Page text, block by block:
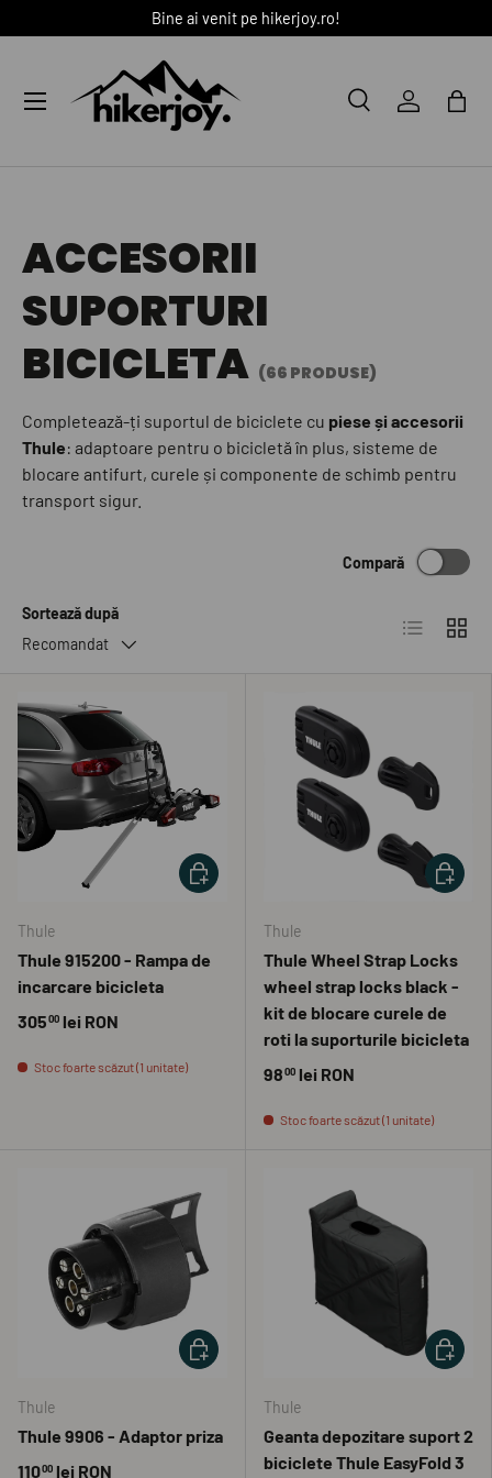
SARI LA CONȚINUT
Bine ai venit pe hikerjoy.ro!
Caută Coș
Meniu
ACCESORII
SUPORTURI
BICICLETA (66 PRODUSE)
Completează-ți suportul de biciclete cu piese și accesorii
Thule: adaptoare pentru o bicicletă în plus, sisteme de
blocare antifurt, curele și componente de schimb pentru
transport sigur.
Sortează după
Recomandat
Compară
Listă Grilă
Thule
Thule 915200 - Rampa de
incarcare bicicleta
30500 lei RON
Stoc foarte scăzut (1 unitate)
ADAUGĂ ÎN COȘ
Thule
Thule Wheel Strap Locks
wheel strap locks black -
kit de blocare curele de
roti la suporturile bicicleta
9800 lei RON
Stoc foarte scăzut (1 unitate)
Thule
Thule 9906 - Adaptor priza
11000 lei RON
ADAUGĂ ÎN COȘ
Thule
Geanta depozitare suport 2
biciclete Thule EasyFold 3